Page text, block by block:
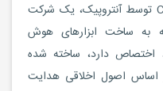
Claude توسط آنتروپیک، یک شرکت
به ساخت ابزارهای هوش
اختصاص دارد، ساخته شده
اصول اخلاقی هدایت